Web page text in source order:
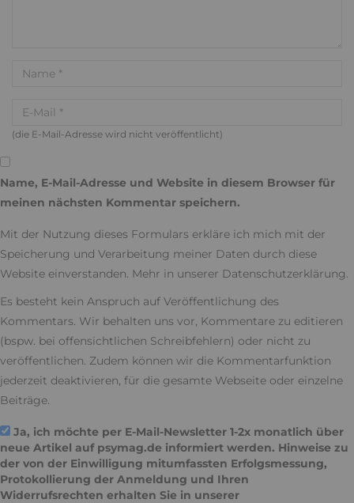
(die E-Mail-Adresse wird nicht veröffentlicht)
Name, E-Mail-Adresse und Website in diesem Browser für
meinen nächsten Kommentar speichern.
Mit der Nutzung dieses Formulars erkläre ich mich mit der
Speicherung und Verarbeitung meiner Daten durch diese
Website einverstanden. Mehr in unserer Datenschutzerklärung.
Es besteht kein Anspruch auf Veröffentlichung des
Kommentars. Wir behalten uns vor, Kommentare zu editieren
(bspw. bei offensichtlichen Schreibfehlern) oder nicht zu
veröffentlichen. Zudem können wir die Kommentarfunktion
jederzeit deaktivieren, für die gesamte Webseite oder einzelne
Beiträge.
Ja, ich möchte per E-Mail-Newsletter 1-2x monatlich über
neue Artikel auf psymag.de informiert werden. Hinweise zu
der von der Einwilligung mitumfassten Erfolgsmessung,
Protokollierung der Anmeldung und Ihren
Widerrufsrechten erhalten Sie in unserer